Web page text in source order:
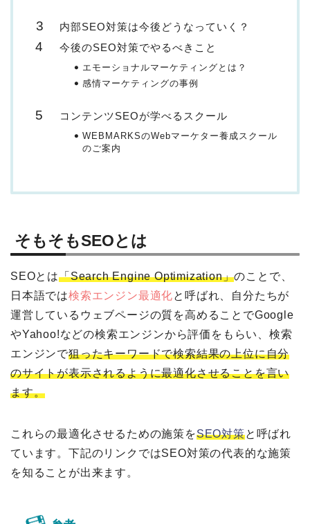
内部SEO対策は今後どうなっていく？
今後のSEO対策でやるべきこと
エモーショナルマーケティングとは？
感情マーケティングの事例
コンテンツSEOが学べるスクール
WEBMARKSのWebマーケター養成スクール
のご案内
そもそもSEOとは
SEOとは「Search Engine Optimization」のことで、
日本語では検索エンジン最適化と呼ばれ、自分たちが
運営しているウェブページの質を高めることでGoogle
やYahoo!などの検索エンジンから評価をもらい、検索
エンジンで狙ったキーワードで検索結果の上位に自分
のサイトが表示されるように最適化させることを言い
ます。
これらの最適化させるための施策をSEO対策と呼ばれ
ています。下記のリンクではSEO対策の代表的な施策
を知ることが出来ます。